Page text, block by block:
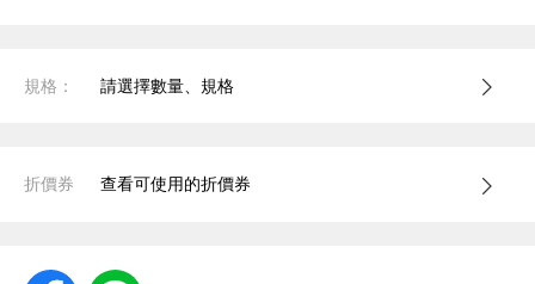
規格： 請選擇數量、規格
折價券 查看可使用的折價券